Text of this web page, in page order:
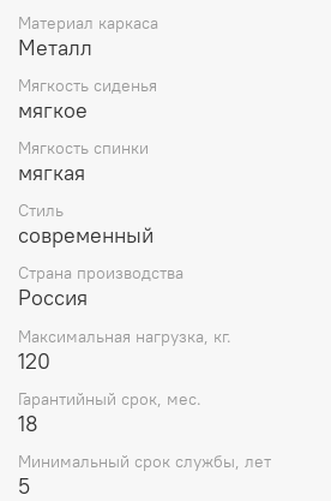
Материал каркаса
Металл
Мягкость сиденья
мягкое
Мягкость спинки
мягкая
Стиль
современный
Страна производства
Россия
Максимальная нагрузка, кг.
120
Гарантийный срок, мес.
18
Минимальный срок службы, лет
5